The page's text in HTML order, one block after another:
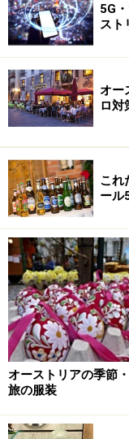
5G
スト
オー
ロ対
これ
ール
オーストリアの季節
旅の服装